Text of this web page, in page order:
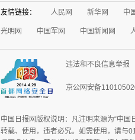
友情链接： 人民网 新华网 中
光明网 中国军网 中国新闻网
违法和不良信息举报
京公网安备
中国日报网版权说明：凡注明来源为“中
转载、使用，违者必究。如需使用，请与